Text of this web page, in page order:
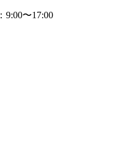
：9:00〜17:00